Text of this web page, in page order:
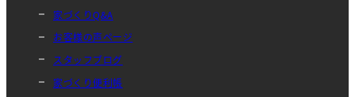
家づくりQ&A
お客様の声ページ
スタッフブログ
家づくり便利帳